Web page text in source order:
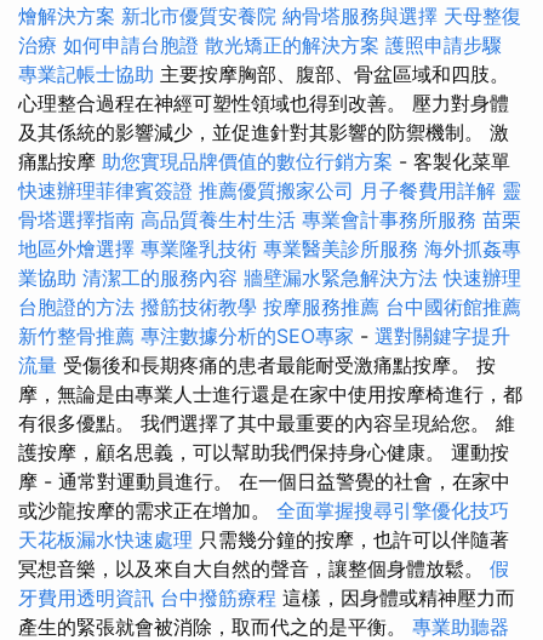
燴解決方案 新北市優質安養院 納骨塔服務與選擇 天母整復
治療 如何申請台胞證 散光矯正的解決方案 護照申請步驟
專業記帳士協助 主要按摩胸部、腹部、骨盆區域和四肢。
心理整合過程在神經可塑性領域也得到改善。 壓力對身體
及其係統的影響減少，並促進針對其影響的防禦機制。 激
痛點按摩 助您實現品牌價值的數位行銷方案 - 客製化菜單
快速辦理菲律賓簽證 推薦優質搬家公司 月子餐費用詳解 靈
骨塔選擇指南 高品質養生村生活 專業會計事務所服務 苗栗
地區外燴選擇 專業隆乳技術 專業醫美診所服務 海外抓姦專
業協助 清潔工的服務內容 牆壁漏水緊急解決方法 快速辦理
台胞證的方法 撥筋技術教學 按摩服務推薦 台中國術館推薦
新竹整骨推薦 專注數據分析的SEO專家 - 選對關鍵字提升
流量 受傷後和長期疼痛的患者最能耐受激痛點按摩。 按
摩，無論是由專業人士進行還是在家中使用按摩椅進行，都
有很多優點。 我們選擇了其中最重要的內容呈現給您。 維
護按摩，顧名思義，可以幫助我們保持身心健康。 運動按
摩 - 通常對運動員進行。 在一個日益警覺的社會，在家中
或沙龍按摩的需求正在增加。 全面掌握搜尋引擎優化技巧
天花板漏水快速處理 只需幾分鐘的按摩，也許可以伴隨著
冥想音樂，以及來自大自然的聲音，讓整個身體放鬆。 假
牙費用透明資訊 台中撥筋療程 這樣，因身體或精神壓力而
產生的緊張就會被消除，取而代之的是平衡。 專業助聽器